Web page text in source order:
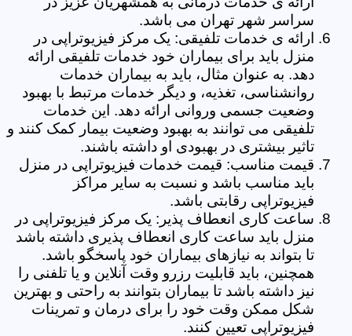
سراسر شهر تهران می باشد.
ارائه ی خدمات تلفیقی: یک مرکز فیزیوتراپی در
منزل باید برای بیماران خود خدمات تلفیقی ارائه
دهد. به عنوان مثال، باید به بیماران خدمات
روانشناسی، تغذیه، و دیگر خدمات مرتبط با بهبود
وضعیت جسمی وروانی ارائه دهد. این خدمات
تلفیقی می توانند به بهبود وضعیت بیمار کمک کنند و
تاثیر بیشتری در بهبودی او داشته باشند.
قیمت مناسب: قیمت خدمات فیزیوتراپی در منزل
باید مناسب باشد و نسبت به سایر مراکز
فیزیوتراپی رقابتی باشد.
ساعت کاری انعطاف پذیر: یک مرکز فیزیوتراپی در
منزل باید ساعت کاری انعطاف پذیری داشته باشد
تا بتواند به نیازهای بیماران خود پاسخگو باشد.
همچنین، باید قابلیت رزرو وقت آنلاین و یا تلفنی را
نیز داشته باشد تا بیماران بتوانند به راحتی و بهترین
شکل ممکن وقت خود را برای درمان و تمرینات
فیزیوتراپی تعیین کنند.